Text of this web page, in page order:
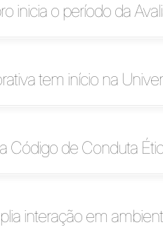
inicia o período da
tem início na
Código de Conduta
interação em